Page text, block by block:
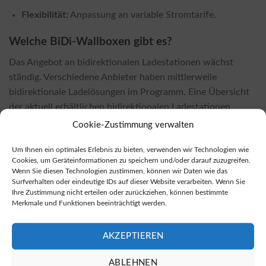
Cookie-Zustimmung verwalten
Um Ihnen ein optimales Erlebnis zu bieten, verwenden wir Technologien wie
Cookies, um Geräteinformationen zu speichern und/oder darauf zuzugreifen.
Wenn Sie diesen Technologien zustimmen, können wir Daten wie das
Surfverhalten oder eindeutige IDs auf dieser Website verarbeiten. Wenn Sie
Ihre Zustimmung nicht erteilen oder zurückziehen, können bestimmte
Merkmale und Funktionen beeinträchtigt werden.
AKZEPTIEREN
ABLEHNEN
Flexibilität: Anpassung an variable Stromtarife.
Welche BiDi-Wallboxen gibt es?
Das Angebot an bidirektionalen Ladestationen wächst
ständig. Verschiedene Anbieter haben mittlerweile
bidirektionale Ladelösungen im Programm. Eine Übersicht
der aktuell erhältlichen bidirektionalen Ladestationen
finden Sie in derMarktübersicht für bidirektionale
Wo kaufen?
Bidirektionale Wallboxen sind sowohl bei Fachhändlern vor
Ort als auch in zahlreichen Online-Shops erhältlich. Online-
über die verfügbaren Produkte finden Sie unter folgendem
Bidirektionale Wallboxen kaufen.